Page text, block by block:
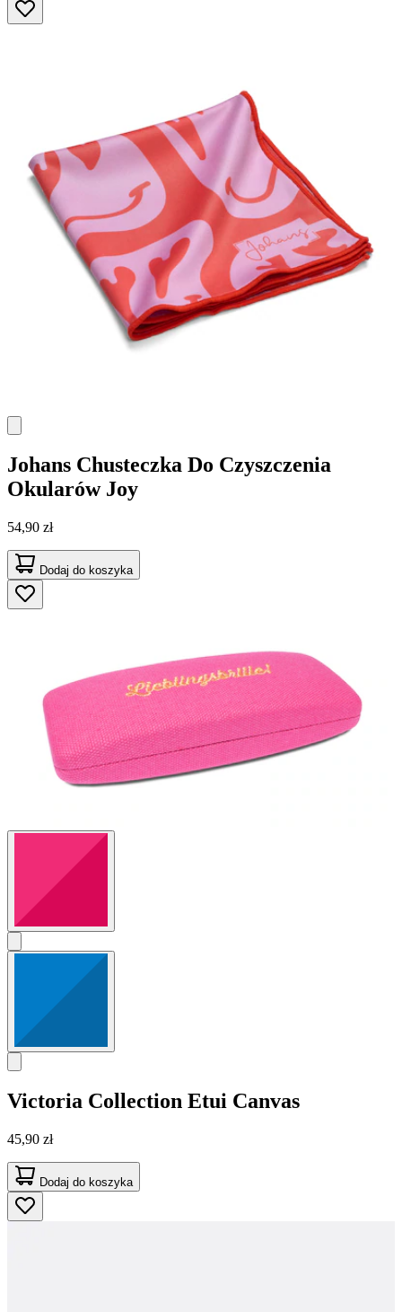
Johans Chusteczka Do Czyszczenia
Okularów Joy
54,90 zł
Dodaj do koszyka
Victoria Collection Etui Canvas
45,90 zł
Dodaj do koszyka